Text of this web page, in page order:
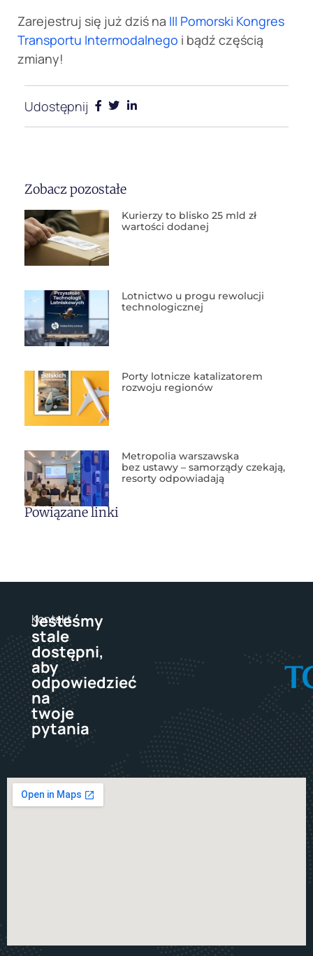
Zarejestruj się już dziś na III Pomorski Kongres
Transportu Intermodalnego i bądź częścią
zmiany!
Udostępnij
Zobacz pozostałe
Kurierzy to blisko 25 mld zł
wartości dodanej
Lotnictwo u progu rewolucji
technologicznej
Porty lotnicze katalizatorem
rozwoju regionów
Metropolia warszawska
bez ustawy – samorządy czekają,
resorty odpowiadają
Powiązane linki
Kontakt
Jesteśmy
stale
dostępni,
aby
odpowiedzieć
na
twoje
pytania